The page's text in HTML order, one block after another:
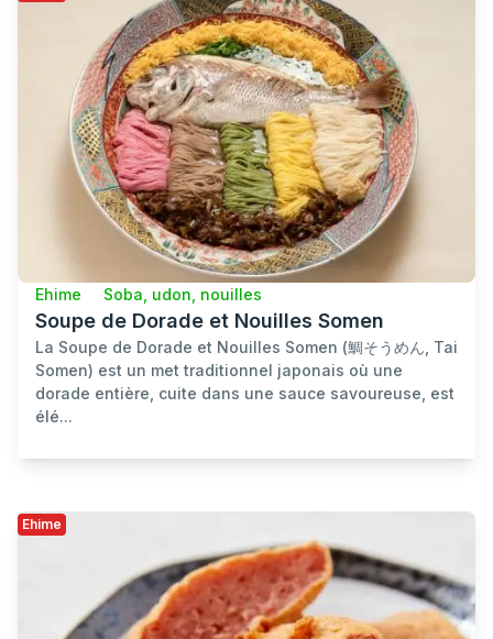
Ehime Soba, udon, nouilles
Soupe de Dorade et Nouilles Somen
La Soupe de Dorade et Nouilles Somen (鯛そうめん, Tai
Somen) est un met traditionnel japonais où une
dorade entière, cuite dans une sauce savoureuse, est
élé...
Ehime